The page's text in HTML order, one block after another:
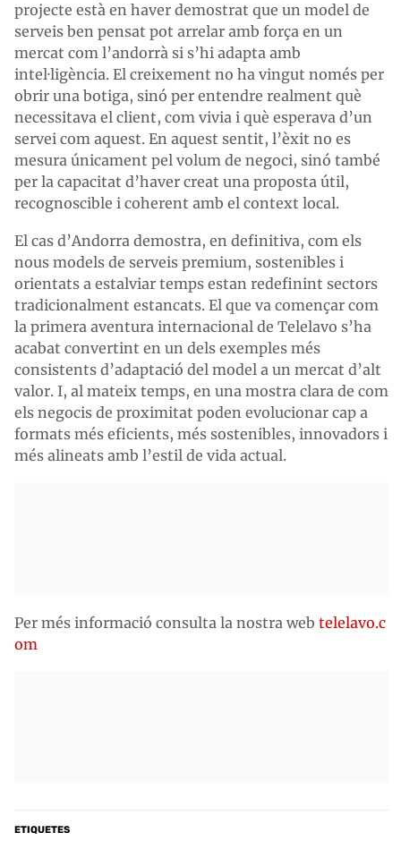
projecte està en haver demostrat que un model de
serveis ben pensat pot arrelar amb força en un
mercat com l’andorrà si s’hi adapta amb
intel·ligència. El creixement no ha vingut només per
obrir una botiga, sinó per entendre realment què
necessitava el client, com vivia i què esperava d’un
servei com aquest. En aquest sentit, l’èxit no es
mesura únicament pel volum de negoci, sinó també
per la capacitat d’haver creat una proposta útil,
recognoscible i coherent amb el context local.
El cas d’Andorra demostra, en definitiva, com els
nous models de serveis premium, sostenibles i
orientats a estalviar temps estan redefinint sectors
tradicionalment estancats. El que va començar com
la primera aventura internacional de Telelavo s’ha
acabat convertint en un dels exemples més
consistents d’adaptació del model a un mercat d’alt
valor. I, al mateix temps, en una mostra clara de com
els negocis de proximitat poden evolucionar cap a
formats més eficients, més sostenibles, innovadors i
més alineats amb l’estil de vida actual.
Per més informació consulta la nostra web telelavo.c
om
ETIQUETES